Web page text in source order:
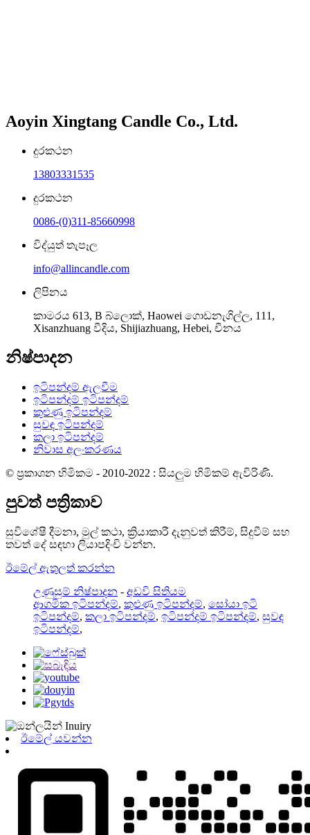
Aoyin Xingtang Candle Co., Ltd.
දුරකථන
13803331535
දුරකථන
0086-(0)311-85660998
විද්යුත් තැපෑල
info@allincandle.com
ලිපිනය
කාමරය 613, B බ්ලොක්, Haowei ගොඩනැගිල්ල, 111,
Xisanzhuang වීදිය, Shijiazhuang, Hebei, චීනය
නිෂ්පාදන
ඉටිපන්දම් ඇලවීම
ඉටිපන්දම් ඉටිපන්දම්
කුළුණු ඉටිපන්දම්
සුවඳ ඉටිපන්දම්
කලා ඉටිපන්දම්
නිවාස අලංකරණය
© ප්‍රකාශන හිමිකම - 2010-2022 : සියලුම හිමිකම් ඇවිරිණි.
පුවත් පත්‍රිකාව
සුවිශේෂී දීමනා, මුල් කථා, ක්‍රියාකාරී දැනුවත් කිරීම්, සිදුවීම් සහ
තවත් දේ සඳහා ලියාපදිංචි වන්න.
ඊමේල් ඇතුලත් කරන්න
උණුසුම් නිෂ්පාදන - අඩවි සිතියම
ආගමික ඉටිපන්දම්, කුළුණු ඉටිපන්දම්, සෝයා ඉටි
ඉටිපන්දම්, කලා ඉටිපන්දම්, ඉටිපන්දම් ඉටිපන්දම්, සුවඳ
ඉටිපන්දම්,
ඊමේල් යවන්න